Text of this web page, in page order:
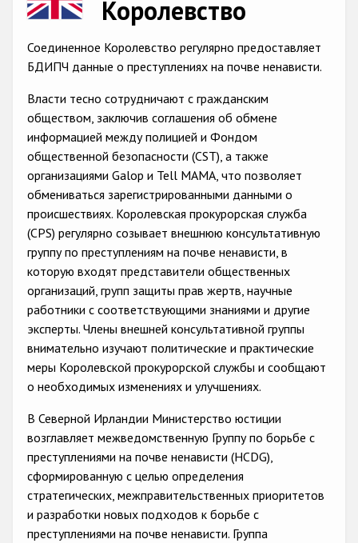
Racist and xenophobic hate crime
Anti-Roma hate crime
Anti-Muslim hate crime
Anti-Christian hate crime
Other hate crime based on religion or belief
Gender-based hate crime
Anti-LGBTI hate crime
Disability hate crime
Проекты БДИПЧ
Организации гражданского общества
Государства-участники
Королевство
Соединенное Королевство регулярно предоставляет
БДИПЧ данные о преступлениях на почве ненависти.
Власти тесно сотрудничают с гражданским
обществом, заключив соглашения об обмене
информацией между полицией и Фондом
общественной безопасности (CST), а также
организациями Galop и Tell MAMA, что позволяет
обмениваться зарегистрированными данными о
происшествиях. Королевская прокурорская служба
(CPS) регулярно созывает внешнюю консультативную
группу по преступлениям на почве ненависти, в
которую входят представители общественных
организаций, групп защиты прав жертв, научные
работники с соответствующими знаниями и другие
эксперты. Члены внешней консультативной группы
внимательно изучают политические и практические
меры Королевской прокурорской службы и сообщают
о необходимых изменениях и улучшениях.
В Северной Ирландии Министерство юстиции
возглавляет межведомственную Группу по борьбе с
преступлениями на почве ненависти (HCDG),
сформированную с целью определения
стратегических, межправительственных приоритетов
и разработки новых подходов к борьбе с
преступлениями на почве ненависти. Группа